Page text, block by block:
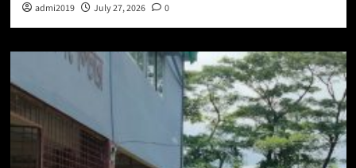
admi2019 July 27, 2026 0